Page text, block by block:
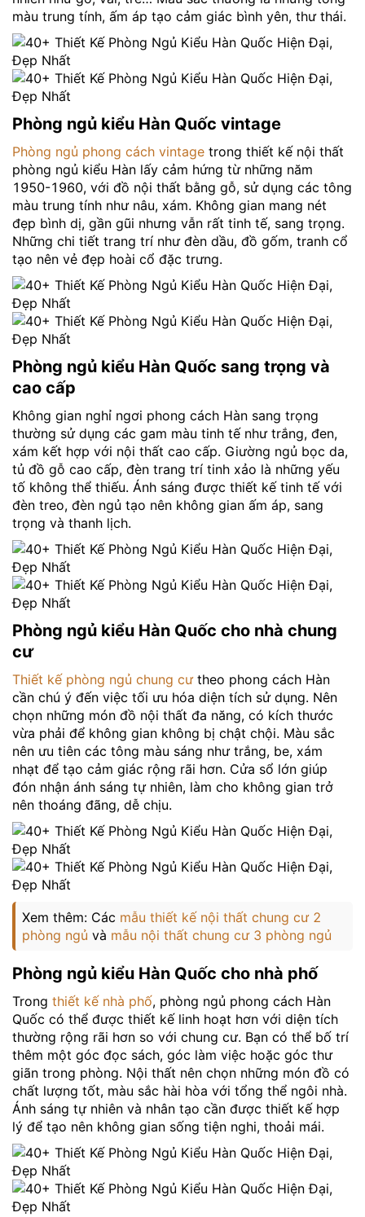
màu trung tính, ấm áp tạo cảm giác bình yên, thư thái.
Phòng ngủ kiểu Hàn Quốc vintage
Phòng ngủ phong cách vintage trong thiết kế nội thất
phòng ngủ kiểu Hàn lấy cảm hứng từ những năm
1950-1960, với đồ nội thất bằng gỗ, sử dụng các tông
màu trung tính như nâu, xám. Không gian mang nét
đẹp bình dị, gần gũi nhưng vẫn rất tinh tế, sang trọng.
Những chi tiết trang trí như đèn dầu, đồ gốm, tranh cổ
tạo nên vẻ đẹp hoài cổ đặc trưng.
Phòng ngủ kiểu Hàn Quốc sang trọng và
cao cấp
Không gian nghỉ ngơi phong cách Hàn sang trọng
thường sử dụng các gam màu tinh tế như trắng, đen,
xám kết hợp với nội thất cao cấp. Giường ngủ bọc da,
tủ đồ gỗ cao cấp, đèn trang trí tinh xảo là những yếu
tố không thể thiếu. Ánh sáng được thiết kế tinh tế với
đèn treo, đèn ngủ tạo nên không gian ấm áp, sang
trọng và thanh lịch.
Phòng ngủ kiểu Hàn Quốc cho nhà chung
cư
Thiết kế phòng ngủ chung cưtheo phong cách Hàn
cần chú ý đến việc tối ưu hóa diện tích sử dụng. Nên
chọn những món đồ nội thất đa năng, có kích thước
vừa phải để không gian không bị chật chội. Màu sắc
nên ưu tiên các tông màu sáng như trắng, be, xám
nhạt để tạo cảm giác rộng rãi hơn. Cửa sổ lớn giúp
đón nhận ánh sáng tự nhiên, làm cho không gian trở
nên thoáng đãng, dễ chịu.
Xem thêm: Các mẫu thiết kế nội thất chung cư 2
phòng ngủ và mẫu nội thất chung cư 3 phòng ngủ
Phòng ngủ kiểu Hàn Quốc cho nhà phố
Trong thiết kế nhà phố, phòng ngủ phong cách Hàn
Quốc có thể được thiết kế linh hoạt hơn với diện tích
thường rộng rãi hơn so với chung cư. Bạn có thể bố trí
thêm một góc đọc sách, góc làm việc hoặc góc thư
giãn trong phòng. Nội thất nên chọn những món đồ có
chất lượng tốt, màu sắc hài hòa với tổng thể ngôi nhà.
Ánh sáng tự nhiên và nhân tạo cần được thiết kế hợp
lý để tạo nên không gian sống tiện nghi, thoải mái.